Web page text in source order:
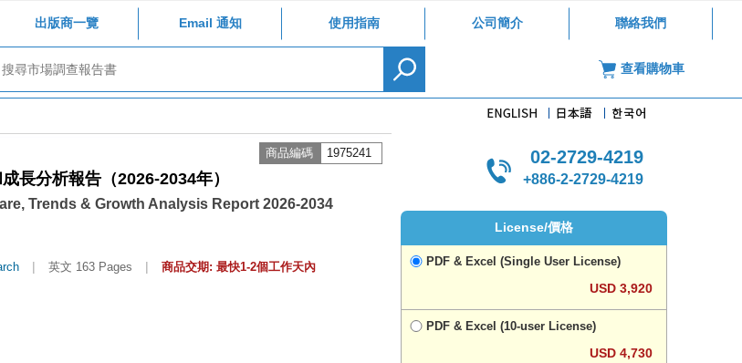
出版商一覽 Email 通知 使用指南 公司簡介 聯絡我們
查看購物車
商品編碼 1975241
長分析報告（2026-2034年）
Trends & Growth Analysis Report 2026-2034
| 英文 163 Pages | 商品交期: 最快1-2個工作天內
02-2729-4219
+886-2-2729-4219
License/價格
PDF & Excel (Single User License)
USD 3,920
PDF & Excel (10-user License)
USD 4,730